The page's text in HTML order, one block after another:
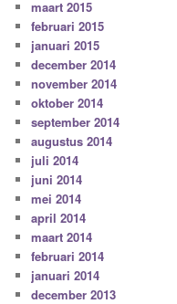
maart 2015
februari 2015
januari 2015
december 2014
november 2014
oktober 2014
september 2014
augustus 2014
juli 2014
juni 2014
mei 2014
april 2014
maart 2014
februari 2014
januari 2014
december 2013